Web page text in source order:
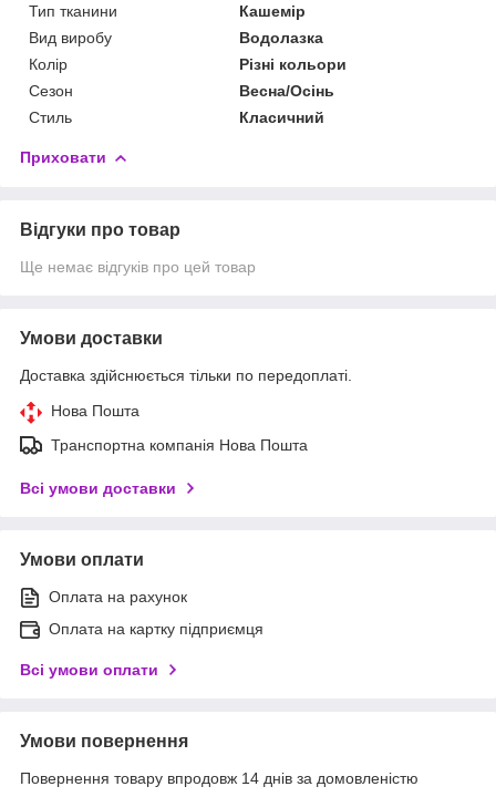
Тип тканини
Кашемір
Вид виробу
Водолазка
Колір
Різні кольори
Сезон
Весна/Осінь
Стиль
Класичний
Приховати
Відгуки про товар
Ще немає відгуків про цей товар
Умови доставки
Доставка здійснюється тільки по передоплаті.
Нова Пошта
Транспортна компанія Нова Пошта
Всі умови доставки
Умови оплати
Оплата на рахунок
Оплата на картку підприємця
Всі умови оплати
Умови повернення
Повернення товару впродовж 14 днів за домовленістю